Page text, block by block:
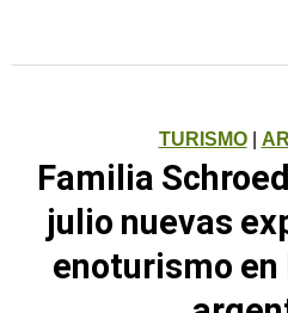
TURISMO|
Familia
julio nuevas
enoturismo